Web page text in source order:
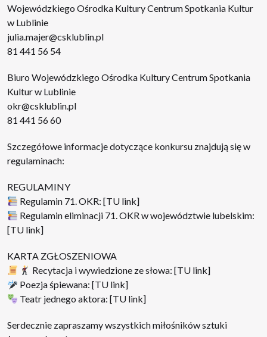
Wojewódzkiego Ośrodka Kultury Centrum Spotkania Kultur
w Lublinie
julia.majer@csklublin.pl
81 441 56 54
Biuro Wojewódzkiego Ośrodka Kultury Centrum Spotkania
Kultur w Lublinie
okr@csklublin.pl
81 441 56 60
Szczegółowe informacje dotyczące konkursu znajdują się w
regulaminach:
REGULAMINY
Regulamin 71. OKR: [TU link]
Regulamin eliminacji 71. OKR w województwie lubelskim:
[TU link]
KARTA ZGŁOSZENIOWA
Recytacja i wywiedzione ze słowa: [TU link]
Poezja śpiewana: [TU link]
Teatr jednego aktora: [TU link]
Serdecznie zapraszamy wszystkich miłośników sztuki